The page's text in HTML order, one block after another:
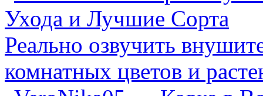
Ухода и Лучшие Сорта
Реально озвучить
комнатных цветов и